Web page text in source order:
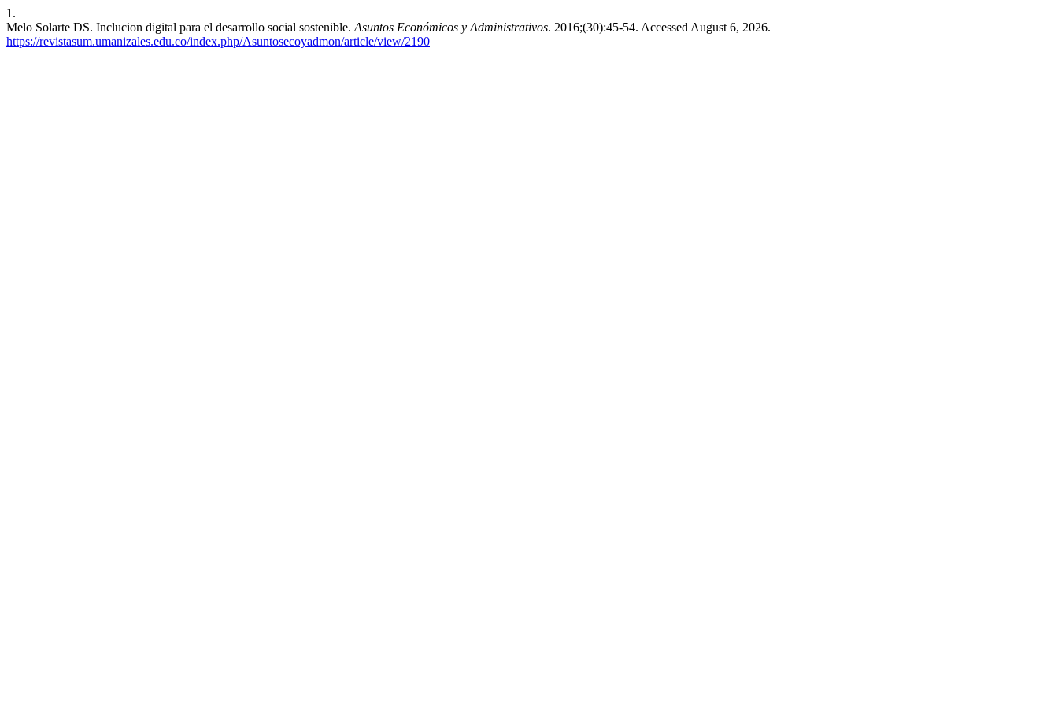
1.
Melo Solarte DS. Inclucion digital para el desarrollo social sostenible. Asuntos Económicos y Administrativos. 2016;(30):45-54. Accessed August 6, 2026.
https://revistasum.umanizales.edu.co/index.php/Asuntosecoyadmon/article/view/2190